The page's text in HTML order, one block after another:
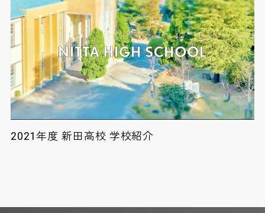
2021年度 新田高校 学校紹介